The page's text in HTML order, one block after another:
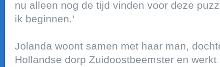
nu alleen nog de tijd vinden voor deze
ik beginnen.’
Jolanda woont samen met haar man,
Hollandse dorp Zuidoostbeemster en